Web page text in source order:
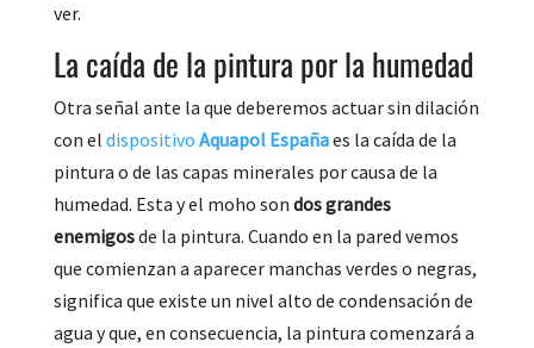
ver.
La caída de la pintura por la humedad
Otra señal ante la que deberemos actuar sin dilación
con el dispositivo Aquapol Españaes la caída de la
pintura o de las capas minerales por causa de la
humedad. Esta y el moho son dos grandes
enemigosde la pintura. Cuando en la pared vemos
que comienzan a aparecer manchas verdes o negras,
significa que existe un nivel alto de condensación de
agua y que, en consecuencia, la pintura comenzará a